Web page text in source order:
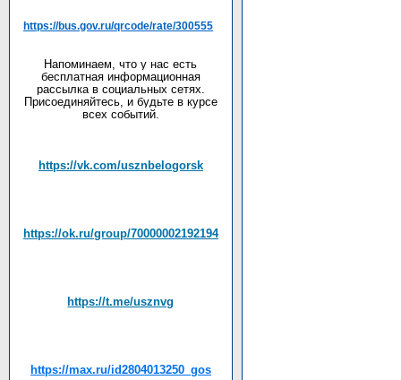
https://bus.gov.ru/qrcode/rate/300555
Напоминаем, что у нас есть
бесплатная информационная
рассылка в социальных сетях.
Присоединяйтесь, и будьте в курсе
всех событий.
https://vk.com/usznbelogorsk
https://ok.ru/group/70000002192194
https://t.me/usznvg
https://max.ru/id2804013250_gos